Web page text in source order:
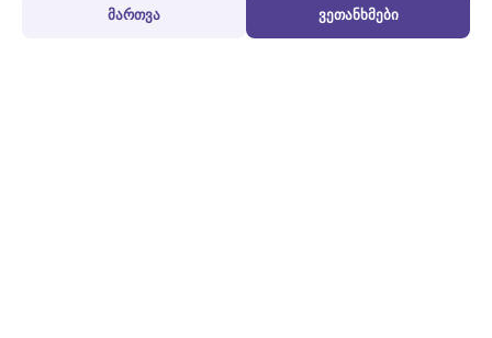
მართვა ვეთანხმები
გზავნილის მომზადების
წესები და პირობები
სამომხმარებლო